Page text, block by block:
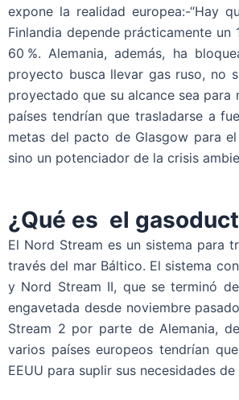
expone la realidad europea:-“Hay
Finlandia depende prácticamente un
60 %. Alemania, además, ha
proyecto busca llevar gas ruso, no
proyectado que su alcance sea
países tendrían que trasladarse a
metas del pacto de Glasgow para
sino un potenciador de la crisis
¿Qué es el
El Nord Stream es un sistema para
través del mar Báltico. El sistema
y Nord Stream II, que se terminó
engavetada desde noviembre
Stream 2 por parte de Alemania,
varios países europeos tendrían
EEUU para suplir sus necesidades